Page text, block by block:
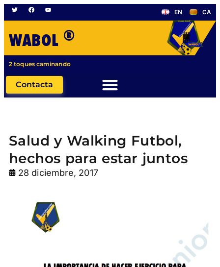
EN CA
WABOL ®
2 toques caminando
Contacta
Salud y Walking Futbol,
hechos para estar juntos
28 diciembre, 2017